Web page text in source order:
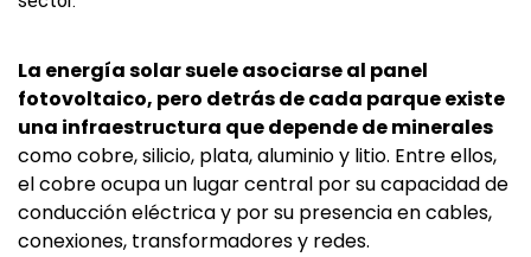
La energía solar suele asociarse al panel
fotovoltaico, pero detrás de cada parque existe
una infraestructura que depende de minerales
como cobre, silicio, plata, aluminio y litio. Entre ellos,
el cobre ocupa un lugar central por su capacidad de
conducción eléctrica y por su presencia en cables,
conexiones, transformadores y redes.